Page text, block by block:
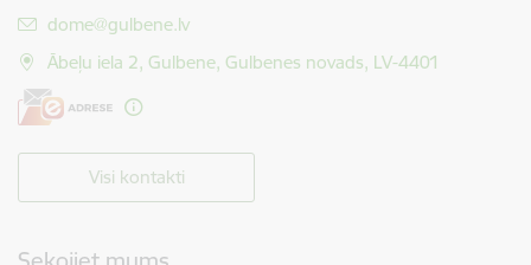
E-pasts:
dome@gulbene.lv
Ābeļu iela 2, Gulbene, Gulbenes novads, LV-4401
Visi kontakti